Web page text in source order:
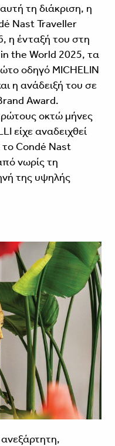
τη διάκριση, η
Nast Traveller
η ένταξή του στη
the World 2025, τα
οδηγό MICHELIN
η ανάδειξή του σε
Award.
οκτώ μήνες
είχε αναδειχθεί
Condé Nast
νωρίς τη
της υψηλής